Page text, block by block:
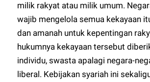
milik rakyat atau milik umum.
wajib mengelola semua kekayaan
dan amanah untuk kepentingan
hukumnya kekayaan tersebut
individu, swasta apalagi negara-
liberal. Kebijakan syariah ini